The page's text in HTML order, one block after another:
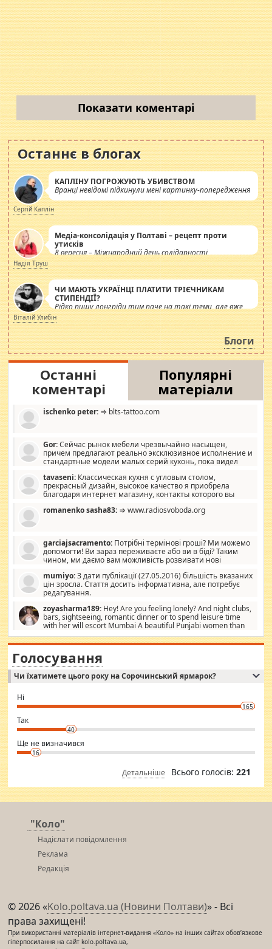
Показати коментарі
Останнє в блогах
КАПЛІНУ ПОГРОЖУЮТЬ УБИВСТВОМ
Вранці невідомі підкинули мені картинку-попередження
Сергій Каплін
Медіа-консолідація у Полтаві – рецепт проти
утисків
8 вересня – Міжнародний день солідарності
журналістів.
Надія Труш
ЧИ МАЮТЬ УКРАЇНЦІ ПЛАТИТИ ТРІЄЧНИКАМ
СТИПЕНДІЇ?
Рідко пишу лонгріди тим паче на такі теми, але вже
просто дістало! Обурюють сьогоднішні інсенуації
навколо стипендіального питання. Штучно
роздувається ще одна соціальна катастрофа.
Віталій Улибін
Блоги
Останні
коментарі
Популярні
матеріали
ischenko peter: ⇒ blts-tattoo.com
Gor:Сейчас рынок мебели чрезвычайно насыщен,
причем предлагают реально эксклюзивное исполнение и
стандартные модели малых серий кухонь, пока видел
стандартные формы, в MebelOk, креативненько и что главное -
со вкусом все в порядке, без ненужных наворотов удорожающих
мебель, а это не последний фактор.
tavaseni: Классическая кухня с угловым столом,
прекрасный дизайн, высокое качество я приобрела
благодаря интернет магазину, контакты которого вы
romanenko sasha83: ⇒ www.radiosvoboda.org
garciajsacramento: Потрібні термінові гроші? Ми можемо
допомогти! Ви зараз переживаєте або ви в біді? Таким
чином, ми даємо вам можливість розвивати нові
допомагати людям, які намагаються дати їм шанс. Кожен
заслуговує на другий шанс, і, оскільки влада не зможе, вони
повинні приймати від інших. Для нас нема багато суми, і зрілість
витрат, а тільки узгоджених сум і нічого іншого. Не чекайте і не
коментуйте цей пост. Введіть суму, яку ви хочете подати, і ми
зв'яжемося з вами з усіма варіантами. зв'яжіться з нами
сьогодні на garciajsacramento@gmail.com Вам потрібні термінові
гроші? Ми можемо допомогти!
mumiyo:З дати публікації (27.05.2016) більшість вказаних
цін зросла. Стаття досить інформативна, але потребує
редагування.
zoyasharma189: Hey! Are you feeling lonely? And night clubs,
bars, sightseeing, romantic dinner or to spend leisure time
with her will escort Mumbai A beautiful Punjabi women than
sexy escort companion in arms that you guys feel like 5 star luxury
hotel had to spend the night in their search for loved solitaire free
woman "Love Solitaire" beautiful figure and shapely body shapes.
Independent escort in Mumbai, truthful, friendly and cheerful girl.
WhatsApp via an easily can see the latest pictures of her body and the
want to meet new people. Sakshi Mirchandani health and figure
conscious in order to keep yourself fit and regularly go to the health
club.
⇒ sakshimirchandani.com
Голосування
Чи їхатимете цього року на Сорочинський ярмарок?
Ні
165
Так
40
Ще не визначився
16
Детальніше Всього голосів: 221
"Коло"
Надіслати повідомлення
Реклама
Редакція
© 2026 «Kolo.poltava.ua (Новини Полтави)» - Всі
права захищені!
При використанні матеріалів інтернет-видання «Коло» на інших сайтах обов’язкове
гіперпосилання на сайт kolo.poltava.ua,